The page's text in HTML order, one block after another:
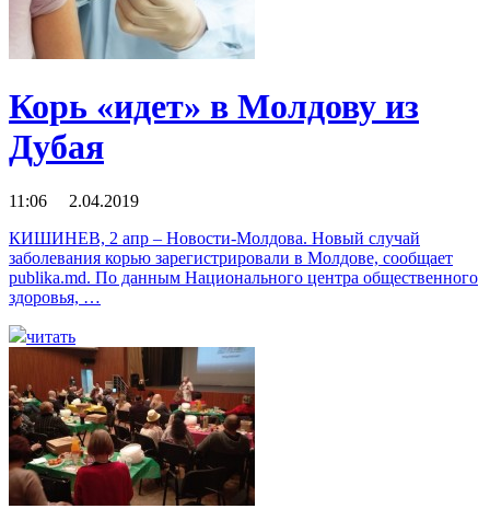
Корь «идет» в Молдову из
Дубая
11:06 2.04.2019
КИШИНЕВ, 2 апр – Новости-Молдова. Новый случай
заболевания корью зарегистрировали в Молдове, сообщает
publika.md. По данным Национального центра общественного
здоровья, …
читать